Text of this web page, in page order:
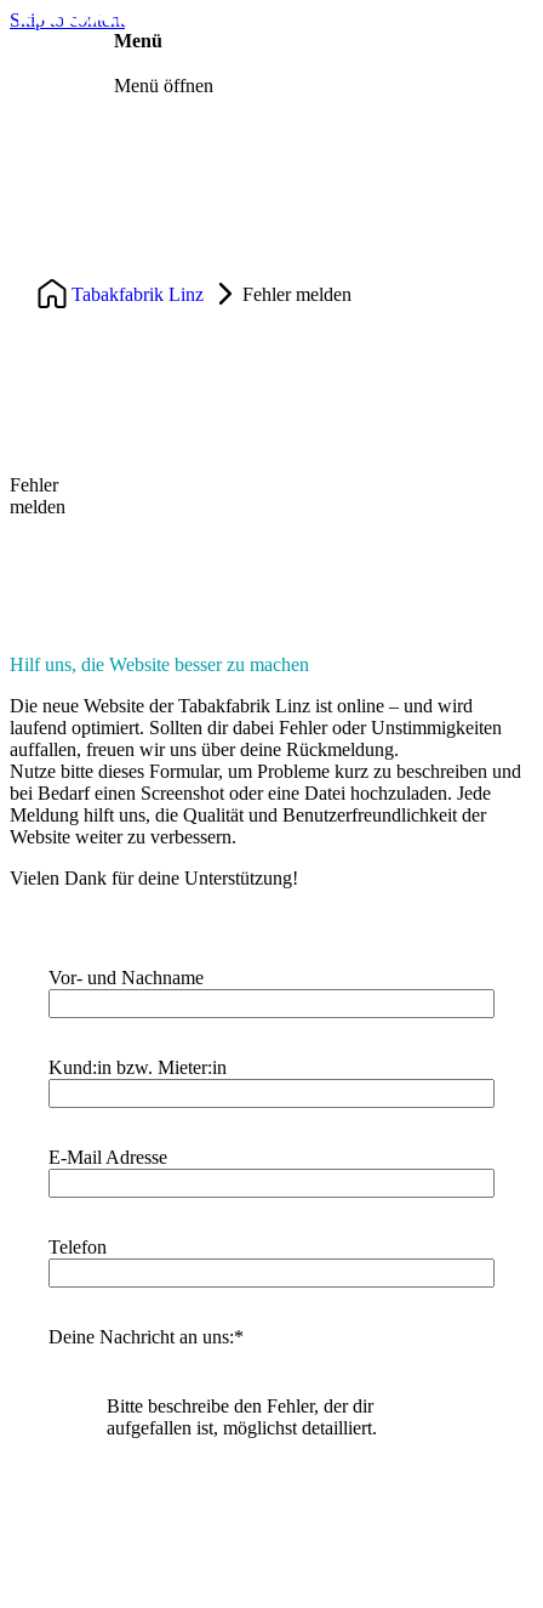
Skip to content
Menü
Menü öffnen
Events
Tabakfabrik Linz Fehler melden
Fehler
melden
Hilf uns, die Website besser zu machen
Die neue Website der Tabakfabrik Linz ist online – und wird
laufend optimiert. Sollten dir dabei Fehler oder Unstimmigkeiten
auffallen, freuen wir uns über deine Rückmeldung.
Nutze bitte dieses Formular, um Probleme kurz zu beschreiben und
bei Bedarf einen Screenshot oder eine Datei hochzuladen. Jede
Meldung hilft uns, die Qualität und Benutzerfreundlichkeit der
Website weiter zu verbessern.
Vielen Dank für deine Unterstützung!
Vor- und Nachname
Kund:in bzw. Mieter:in
E-Mail Adresse
Telefon
Deine Nachricht an uns:*